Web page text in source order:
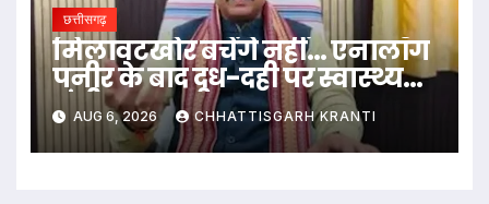
छत्तीसगढ़
मिलावटखोर बचेंगे नहीं… एनालॉग
पनीर के बाद दूध-दही पर स्वास्थ्य
मंत्री का बड़ा बयान
AUG 6, 2026 CHHATTISGARH KRANTI